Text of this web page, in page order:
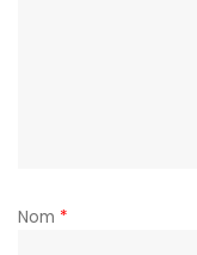
Nom *